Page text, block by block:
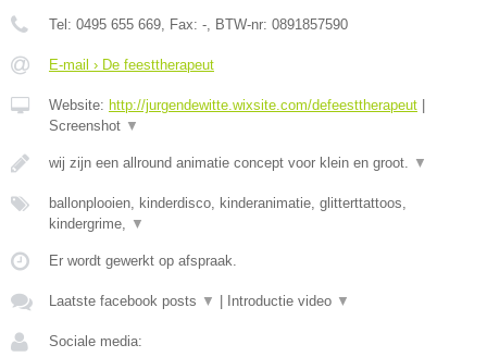
Tel: 0495 655 669 , Fax: - , BTW-nr: 0891857590
E-mail › De feesttherapeut
Website: http://jurgendewitte.wixsite.com/defeesttherapeut |
Screenshot ▼
wij zijn een allround animatie concept voor klein en groot. ▼
ballonplooien, kinderdisco, kinderanimatie, glitterttattoos,
kindergrime,
▼
Er wordt gewerkt op afspraak.
Laatste facebook posts ▼ | Introductie video ▼
Sociale media: